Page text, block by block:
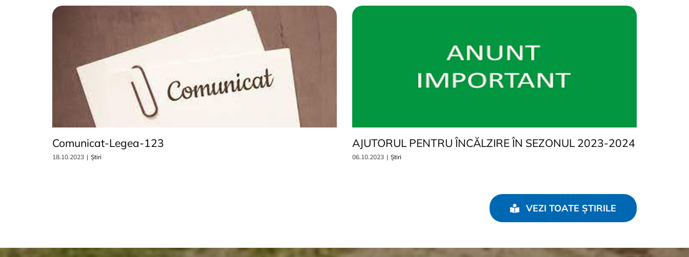
Comunicat-Legea-123
18.10.2023 | Știri
AJUTORUL PENTRU ÎNCĂLZIRE ÎN SEZONUL 2023-2024
06.10.2023 | Știri
VEZI TOATE ȘTIRILE